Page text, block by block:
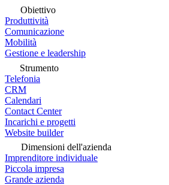
Obiettivo
Produttività
Comunicazione
Mobilità
Gestione e leadership
Strumento
Telefonia
CRM
Calendari
Contact Center
Incarichi e progetti
Website builder
Dimensioni dell'azienda
Imprenditore individuale
Piccola impresa
Grande azienda